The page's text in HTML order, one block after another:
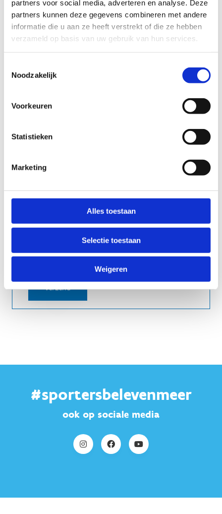
partners voor social media, adverteren en analyse. Deze
partners kunnen deze gegevens combineren met andere
informatie die u aan ze heeft verstrekt of die ze hebben
verzameld op basis van uw gebruik van hun services.
Noodzakelijk
Voorkeuren
Statistieken
Marketing
Alles toestaan
Selectie toestaan
Weigeren
Vul hier in op welke dag(en) en u(u)r(en) je de
sportactiviteit wil reserveren.
om mijn gegevens te verwerken.
Anti-Robot Verification
Click to start verification
#sportersbelevenmeer
ook op sociale media